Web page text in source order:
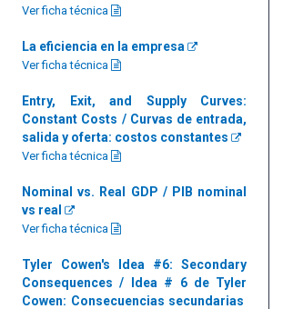
Ver ficha técnica
La eficiencia en la empresa
Ver ficha técnica
Entry, Exit, and Supply Curves:
Constant Costs / Curvas de entrada,
salida y oferta: costos constantes
Ver ficha técnica
Nominal vs. Real GDP / PIB nominal
vs real
Ver ficha técnica
Tyler Cowen's Idea #6: Secondary
Consequences / Idea # 6 de Tyler
Cowen: Consecuencias secundarias